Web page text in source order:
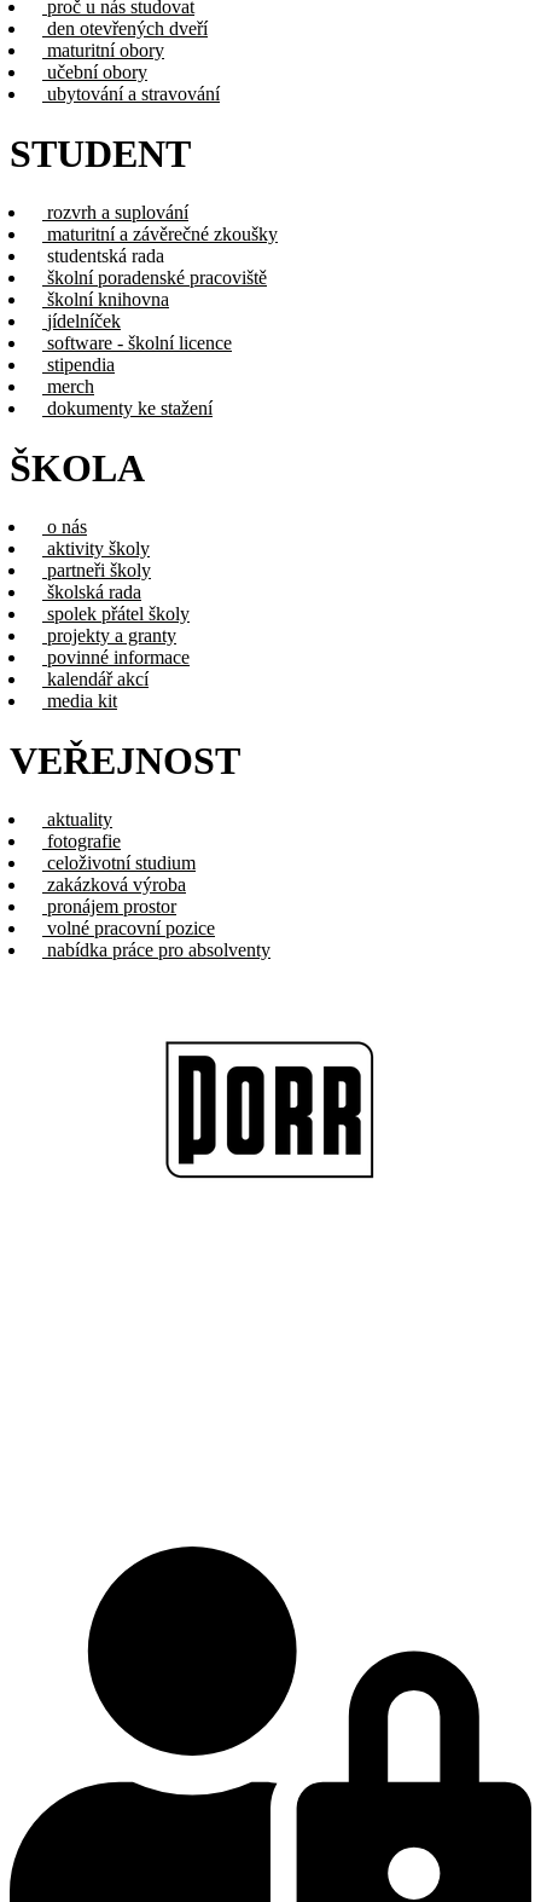
proč u nás studovat
den otevřených dveří
maturitní obory
učební obory
ubytování a stravování
STUDENT
rozvrh a suplování
maturitní a závěrečné zkoušky
studentská rada
školní poradenské pracoviště
školní knihovna
jídelníček
software - školní licence
stipendia
merch
dokumenty ke stažení
ŠKOLA
o nás
aktivity školy
partneři školy
školská rada
spolek přátel školy
projekty a granty
povinné informace
kalendář akcí
media kit
VEŘEJNOST
aktuality
fotografie
celoživotní studium
zakázková výroba
pronájem prostor
volné pracovní pozice
nabídka práce pro absolventy